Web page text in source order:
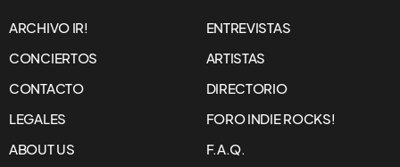
ARCHIVO IR!
ENTREVISTAS
CONCIERTOS
ARTISTAS
CONTACTO
DIRECTORIO
LEGALES
FORO INDIE ROCKS!
ABOUT US
F.A.Q.